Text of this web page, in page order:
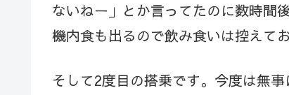
ないねー」とか言ってたのに数時間
機内食も出るので飲み食いは控えて
そして2度目の搭乗です。今度は無